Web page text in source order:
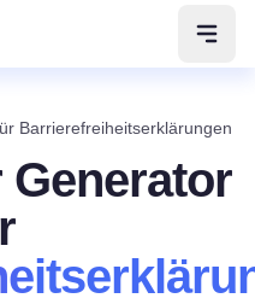
Barrierefreiheitserklärungen